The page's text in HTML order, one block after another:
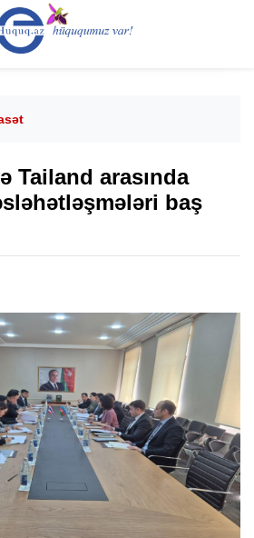
Tailand arasında
baş